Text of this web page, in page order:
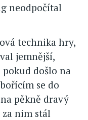
neodpočítal
technika hry,
jemnější,
došlo na
se do
pěkně dravý
nim stál